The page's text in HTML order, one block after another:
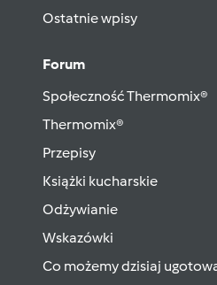
Ostatnie wpisy
Forum
Społeczność Thermomix®
Thermomix®
Przepisy
Książki kucharskie
Odżywianie
Wskazówki
Co możemy dzisiaj